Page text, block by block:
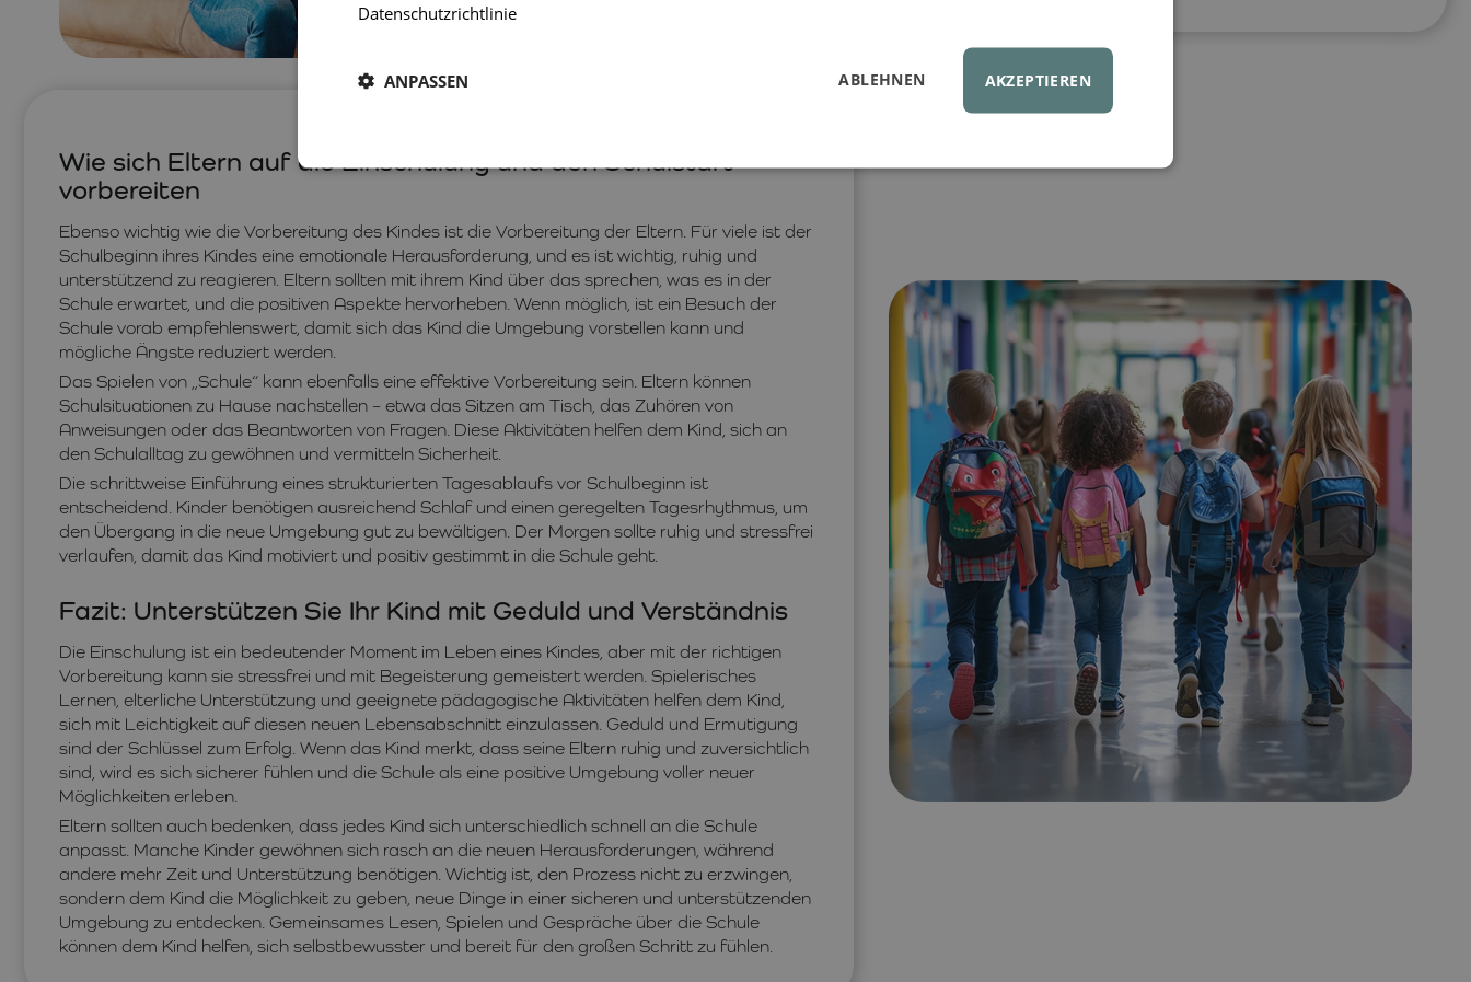
Wie sich Eltern auf die Einschulung und den Schulstart
vorbereiten
Ebenso wichtig wie die Vorbereitung des Kindes ist die Vorbereitung der Eltern. Für viele ist der
Schulbeginn ihres Kindes eine emotionale Herausforderung, und es ist wichtig, ruhig und
unterstützend zu reagieren. Eltern sollten mit ihrem Kind über das sprechen, was es in der
Schule erwartet, und die positiven Aspekte hervorheben. Wenn möglich, ist ein Besuch der
Schule vorab empfehlenswert, damit sich das Kind die Umgebung vorstellen kann und
mögliche Ängste reduziert werden.
Das Spielen von „Schule“ kann ebenfalls eine effektive Vorbereitung sein. Eltern können
Schulsituationen zu Hause nachstellen – etwa das Sitzen am Tisch, das Zuhören von
Anweisungen oder das Beantworten von Fragen. Diese Aktivitäten helfen dem Kind, sich an
den Schulalltag zu gewöhnen und vermitteln Sicherheit.
Die schrittweise Einführung eines strukturierten Tagesablaufs vor Schulbeginn ist
entscheidend. Kinder benötigen ausreichend Schlaf und einen geregelten Tagesrhythmus, um
den Übergang in die neue Umgebung gut zu bewältigen. Der Morgen sollte ruhig und stressfrei
verlaufen, damit das Kind motiviert und positiv gestimmt in die Schule geht.
Fazit: Unterstützen Sie Ihr Kind mit Geduld und Verständnis
Die Einschulung ist ein bedeutender Moment im Leben eines Kindes, aber mit der richtigen
Vorbereitung kann sie stressfrei und mit Begeisterung gemeistert werden. Spielerisches
Lernen, elterliche Unterstützung und geeignete pädagogische Aktivitäten helfen dem Kind,
sich mit Leichtigkeit auf diesen neuen Lebensabschnitt einzulassen. Geduld und Ermutigung
sind der Schlüssel zum Erfolg. Wenn das Kind merkt, dass seine Eltern ruhig und zuversichtlich
sind, wird es sich sicherer fühlen und die Schule als eine positive Umgebung voller neuer
Möglichkeiten erleben.
Eltern sollten auch bedenken, dass jedes Kind sich unterschiedlich schnell an die Schule
anpasst. Manche Kinder gewöhnen sich rasch an die neuen Herausforderungen, während
andere mehr Zeit und Unterstützung benötigen. Wichtig ist, den Prozess nicht zu erzwingen,
sondern dem Kind die Möglichkeit zu geben, neue Dinge in einer sicheren und unterstützenden
Umgebung zu entdecken. Gemeinsames Lesen, Spielen und Gespräche über die Schule
können dem Kind helfen, sich selbstbewusster und bereit für den großen Schritt zu fühlen.
Datenschutzrichtlinie
AKZEPTIEREN
ABLEHNEN
ANPASSEN